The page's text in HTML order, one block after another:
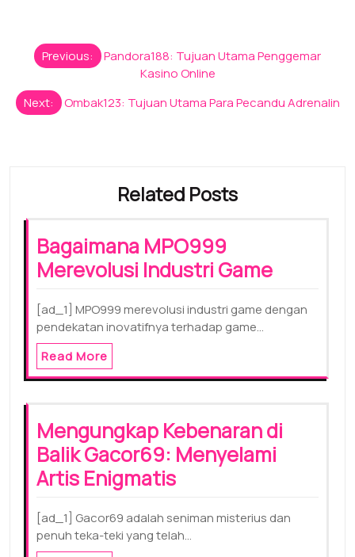
Post
navigation
Previous:
Pandora188: Tujuan Utama Penggemar
Kasino Online
Next:
Ombak123: Tujuan Utama Para Pecandu Adrenalin
Related Posts
Bagaimana MPO999
Merevolusi Industri Game
[ad_1] MPO999 merevolusi industri game dengan
pendekatan inovatifnya terhadap game…
Read More
Mengungkap Kebenaran di
Balik Gacor69: Menyelami
Artis Enigmatis
[ad_1] Gacor69 adalah seniman misterius dan
penuh teka-teki yang telah…